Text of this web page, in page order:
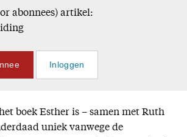
abonnees) artikel:
Inloggen
boek Esther is – samen met Ruth
uniek vanwege de